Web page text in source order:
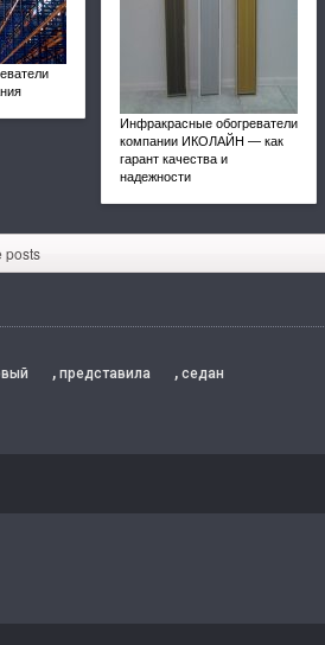
Инфракрасные обогреватели
компании ИКОЛАЙН — как
гарант качества и
надежности
posts
, представила , седан